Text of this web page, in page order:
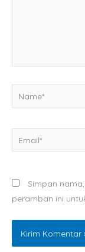
Simpan
peramban ini